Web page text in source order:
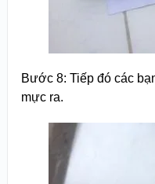
Bước 8: Tiếp đó các
mực ra.